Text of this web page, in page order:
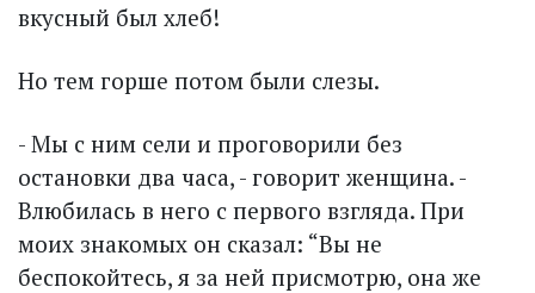
вкусный был хлеб!
Но тем горше потом были слезы.
- Мы с ним сели и проговорили без
остановки два часа, - говорит женщина. -
Влюбилась в него с первого взгляда. При
моих знакомых он сказал: “Вы не
беспокойтесь, я за ней присмотрю, она же